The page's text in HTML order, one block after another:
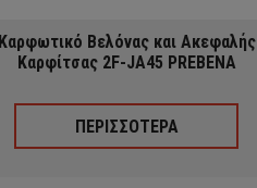
Καρφωτικό Βελόνας και Ακεφαλής
Καρφίτσας 2F-JA45 PREBENA
ΠΕΡΙΣΣΟΤΕΡΑ